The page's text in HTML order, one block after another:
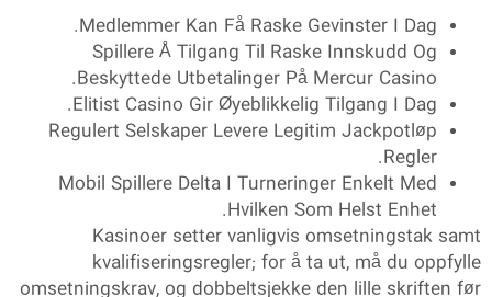
Medlemmer Kan Få Raske Gevinster I Dag.
Spillere Å Tilgang Til Raske Innskudd Og
Beskyttede Utbetalinger På Mercur Casino.
Elitist Casino Gir Øyeblikkelig Tilgang I Dag.
Regulert Selskaper Levere Legitim Jackpotløp
Regler.
Mobil Spillere Delta I Turneringer Enkelt Med
Hvilken Som Helst Enhet.
Kasinoer setter vanligvis omsetningstak samt
kvalifiseringsregler; for å ta ut, må du oppfylle
omsetningskrav, og dobbeltsjekke den lille skriften før